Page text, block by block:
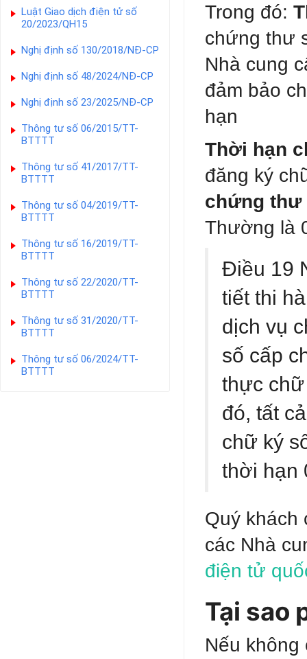
Luật Giao dịch điện tử số
20/2023/QH15
Nghị định số 130/2018/NĐ-CP
Nghị định số 48/2024/NĐ-CP
Nghị định số 23/2025/NĐ-CP
Thông tư số 06/2015/TT-
BTTTT
Thông tư số 41/2017/TT-
BTTTT
Thông tư số 04/2019/TT-
BTTTT
Thông tư số 16/2019/TT-
BTTTT
Thông tư số 22/2020/TT-
BTTTT
Thông tư số 31/2020/TT-
BTTTT
Thông tư số 06/2024/TT-
BTTTT
Trong đó:
chứng thư
Nhà cung
đảm bảo
hạn
Thời hạn
đăng ký
chứng thư
Thường là
Điều 19
tiết thi
dịch vụ
số cấp
thực chữ
đó, tất
chữ ký
thời hạn
Quý khách
các Nhà
điện tử
Tại sao
Nếu